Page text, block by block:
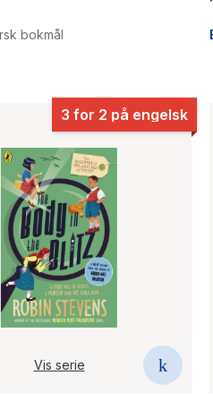
bokmål
3 for 2 på engelsk
Vis serie